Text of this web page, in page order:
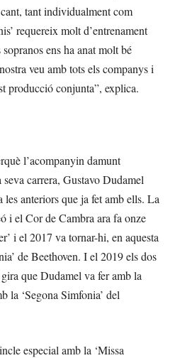
tant individualment com
requereix molt d’entrenament
ens ha anat molt bé
veu amb tots els companys i
producció conjunta”, explica.
l’acompanyin damunt
carrera, Gustavo Dudamel
les anteriors que ja fet amb ells. La
i el Cor de Cambra ara fa onze
i el 2017 va tornar-hi, en aquesta
de Beethoven. I el 2019 els dos
que Dudamel va fer amb la
la ‘Segona Simfonia’ del
especial amb la ‘Missa